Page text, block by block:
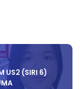
US2 (SIRI 6)